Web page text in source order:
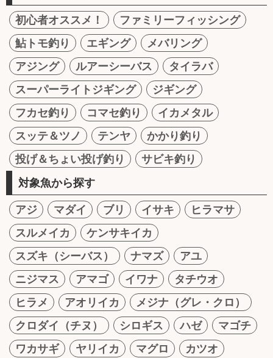
初心者オススメ！
ファミリーフィッシング
鮎トモ釣り
エギング
メバリング
アジング
ルアーシーバス
タイラバ
スーパーライトジギング
ジギング
フカセ釣り
コマセ釣り
イカメタル
スッテ＆ツノ
テンヤ
かかり釣り
投げ＆ちょい投げ釣り
サビキ釣り
対象魚から探す
アジ マダイ ブリ イサキ
ヒラマサ
スルメイカ
ケンサキイカ
スズキ（シーバス）
ナマズ
アユ
ニジマス
アマゴ イワナ
タチウオ
ヒラメ
アオリイカ
メジナ（グレ・クロ）
クロダイ（チヌ）
シロギス ハゼ
マゴチ
ワカサギ
ヤリイカ マグロ
カツオ